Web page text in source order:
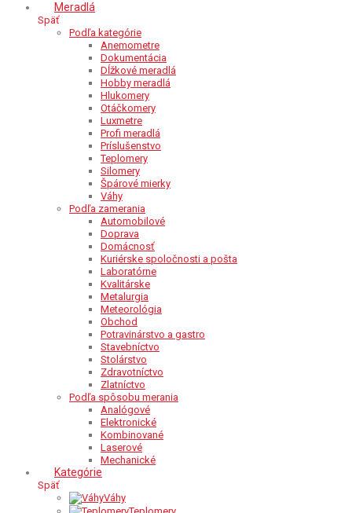
Meradlá
Späť
Podľa kategórie
Anemometre
Dokumentácia
Dĺžkové meradlá
Hobby meradlá
Hlukomery
Otáčkomery
Luxmetre
Profi meradlá
Príslušenstvo
Teplomery
Silomery
Špárové mierky
Váhy
Podľa zamerania
Automobilové
Doprava
Domácnosť
Kuriérske spoločnosti a pošta
Laboratórne
Kvalitárske
Metalurgia
Meteorológia
Obchod
Potravinárstvo a gastro
Stavebníctvo
Stolárstvo
Zdravotníctvo
Zlatníctvo
Podľa spôsobu merania
Analógové
Elektronické
Kombinované
Laserové
Mechanické
Kategórie
Späť
Váhy